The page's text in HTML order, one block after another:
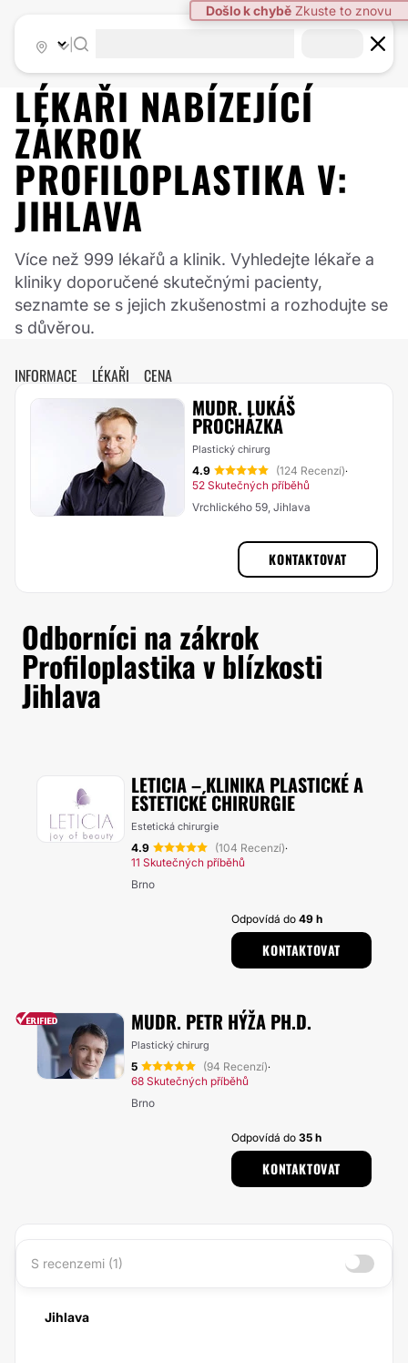
LÉKAŘI NABÍZEJÍCÍ
ZÁKROK
PROFILOPLASTIKA V:
JIHLAVA
Více než 999 lékařů a klinik. Vyhledejte lékaře a
kliniky doporučené skutečnými pacienty,
seznamte se s jejich zkušenostmi a rozhodujte se
s důvěrou.
INFORMACE LÉKAŘI CENA
MUDR. LUKÁŠ
PROCHÁZKA
Plastický chirurg
4.9 (124 Recenzí)·
52 Skutečných příběhů
Vrchlického 59, Jihlava
KONTAKTOVAT
Odborníci na zákrok
Profiloplastika v blízkosti
Jihlava
LETICIA – KLINIKA PLASTICKÉ A
ESTETICKÉ CHIRURGIE
Estetická chirurgie
4.9 (104 Recenzí)·
11 Skutečných příběhů
Brno
Odpovídá do49 h
KONTAKTOVAT
MUDR. PETR HÝŽA PH.D.
Plastický chirurg
5 (94 Recenzí)·
68 Skutečných příběhů
Brno
Odpovídá do35 h
KONTAKTOVAT
S recenzemi (1)
Jihlava